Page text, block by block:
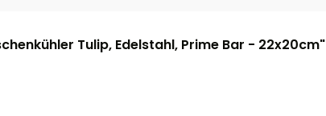
Tulip, Edelstahl, Prime Bar - 22x20cm"